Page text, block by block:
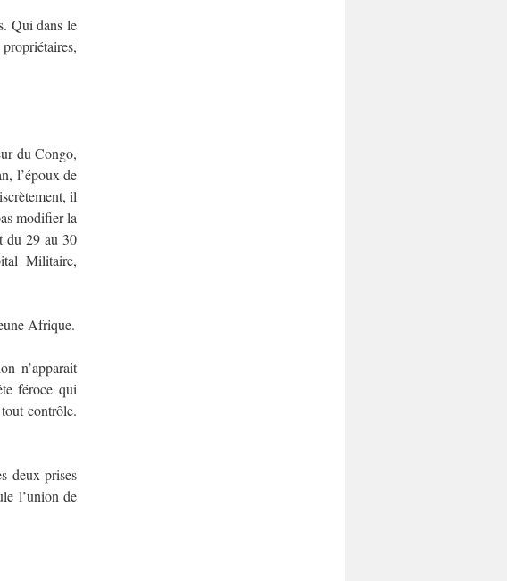
Qui dans le
du Congo,
l’époux de
il
modifier la
du 29 au 30
Militaire,
Afrique.
n’apparait
féroce qui
contrôle.
deux prises
l’union de